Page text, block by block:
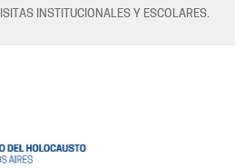
INSTITUCIONALES Y ESCOLARES.